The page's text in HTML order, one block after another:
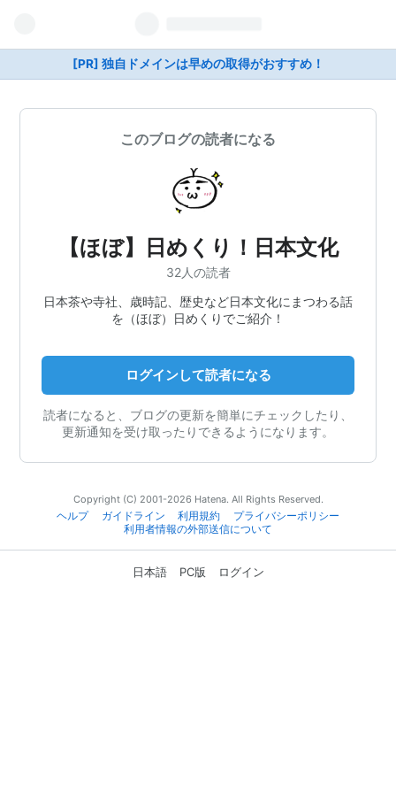
[PR] 独自ドメインは早めの取得がおすすめ！
このブログの読者になる
【ほぼ】日めくり！日本文化
32人の読者
日本茶や寺社、歳時記、歴史など日本文化にまつわる話
を（ほぼ）日めくりでご紹介！
ログインして読者になる
読者になると、ブログの更新を簡単にチェックしたり、
更新通知を受け取ったりできるようになります。
Copyright (C) 2001-2026 Hatena. All Rights Reserved.
ヘルプ
ガイドライン 利用規約
プライバシーポリシー
利用者情報の外部送信について
日本語 PC版 ログイン